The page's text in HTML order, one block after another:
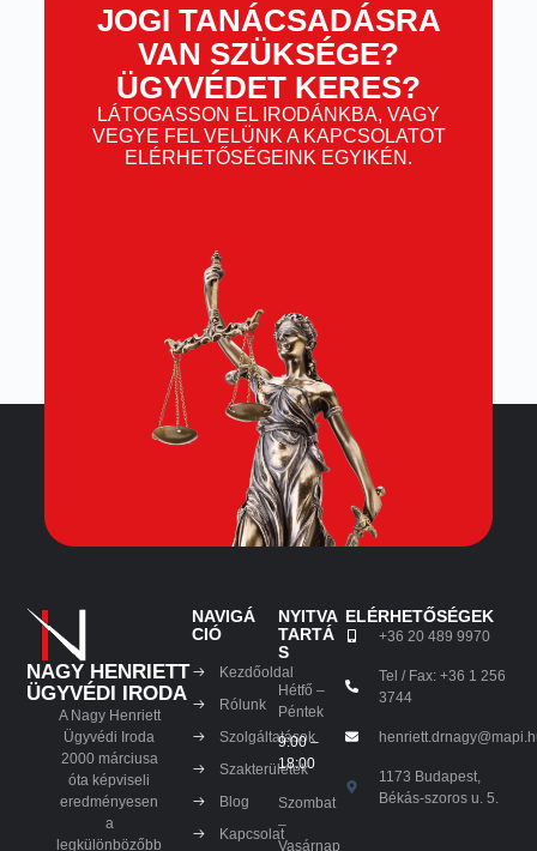
JOGI TANÁCSADÁSRA
VAN SZÜKSÉGE?
ÜGYVÉDET KERES?
LÁTOGASSON EL IRODÁNKBA, VAGY
VEGYE FEL VELÜNK A KAPCSOLATOT
ELÉRHETŐSÉGEINK EGYIKÉN.
NAGY HENRIETT
ÜGYVÉDI IRODA
A Nagy Henriett
Ügyvédi Iroda
2000 márciusa
óta képviseli
eredményesen
a
legkülönbözőbb
NAVIGÁ
CIÓ
Kezdőoldal
Rólunk
Szolgáltatások
Szakterületek
Blog
Kapcsolat
NYITVA
TARTÁ
S
Hétfő –
Péntek
9:00 –
18:00
Szombat
–
Vasárnap
ELÉRHETŐSÉGEK
+36 20 489 9970
Tel / Fax: +36 1 256
3744
1173 Budapest,
Békás-szoros u. 5.